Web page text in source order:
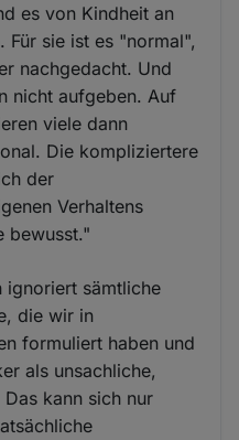
es von Kindheit an
Für sie ist es "normal",
nachgedacht. Und
nicht aufgeben. Auf
viele dann
Die kompliziertere
der
Verhaltens
bewusst."
ignoriert sämtliche
die wir in
formuliert haben und
als unsachliche,
kann sich nur